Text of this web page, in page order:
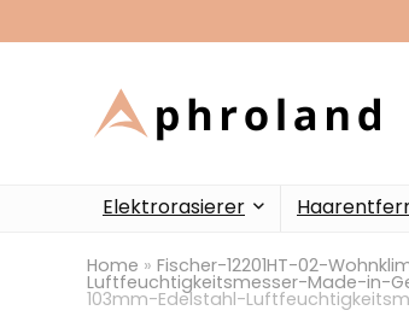
Elektrorasierer
Home » Fischer-12201HT-02-
Luftfeuchtigkeitsmesser-Made-in-
103mm-Edelstahl-